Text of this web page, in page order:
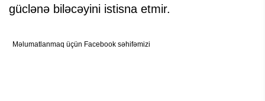
güclənə biləcəyini istisna etmir.
Məlumatlanmaq üçün Facebook səhifəmizi